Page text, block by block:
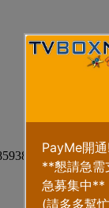
second(s), 5